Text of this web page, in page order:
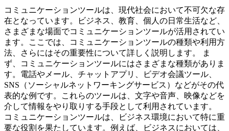
コミュニケーションツールは、現代社会において不可欠な存
在となっています。ビジネス、教育、個人の日常生活など、
さまざまな場面でコミュニケーションツールが活用されてい
ます。ここでは、コミュニケーションツールの種類や利用方
法、さらにはその重要性について詳しく説明します。 ま
ず、コミュニケーションツールにはさまざまな種類がありま
す。電話やメール、チャットアプリ、ビデオ会議ツール、
SNS（ソーシャルネットワーキングサービス）などがその代
表的な例です。これらのツールは、文字や音声、映像などを
介して情報をやり取りする手段として利用されています。
コミュニケーションツールは、ビジネス環境において特に重
要な役割を果たしています。例えば、ビジネスにおいては、